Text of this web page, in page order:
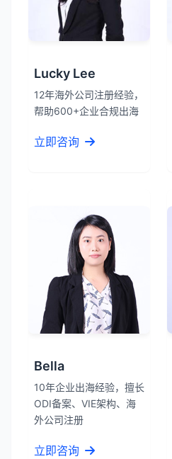
Lucky Lee
12年海外公司注册经验，
帮助600+企业合规出海
立即咨询
Bella
10年企业出海经验，擅长
ODI备案、VIE架构、海
外公司注册
立即咨询